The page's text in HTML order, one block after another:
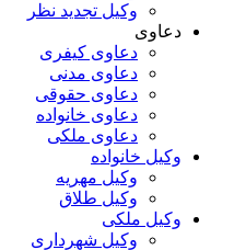
وکیل تجدید نظر
دعاوی
دعاوی کیفری
دعاوی مدنی
دعاوی حقوقی
دعاوی خانواده
دعاوی ملکی
وکیل خانواده
وکیل مهریه
وکیل طلاق
وکیل ملکی
وکیل شهرداری